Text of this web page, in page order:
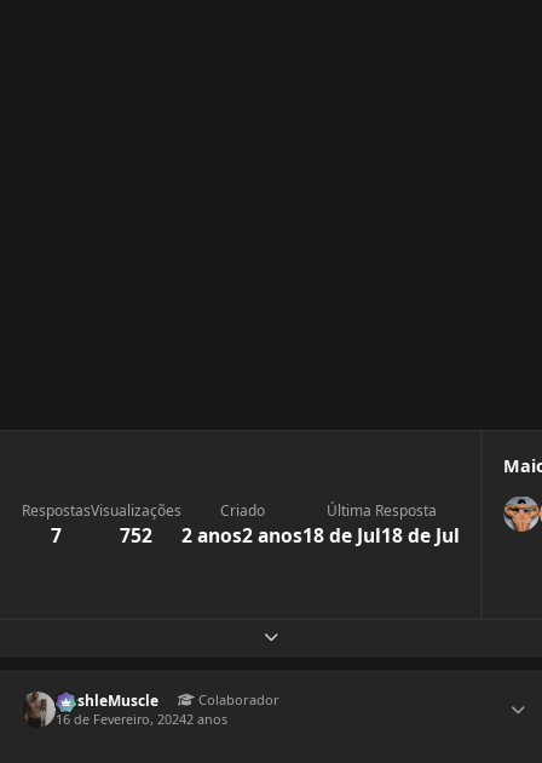
Respostas
7
Visualizações
752
Criado
2 anos2 anos
Última Resposta
18 de Jul18 de Jul
Expandir visão geral do tópico
MashleMuscle
Colaborador
16 de Fevereiro, 20242 anos